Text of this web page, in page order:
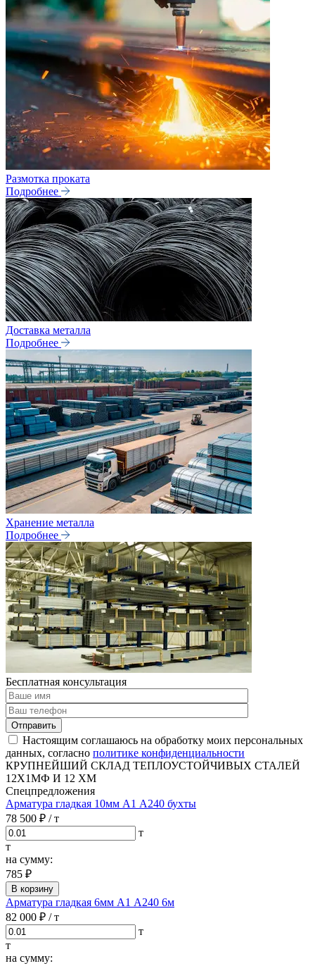
Размотка проката
Подробнее
Доставка металла
Подробнее
Хранение металла
Подробнее
Бесплатная консультация
Отправить
Настоящим соглашаюсь на обработку моих персональных
данных, согласно политике конфиденциальности
КРУПНЕЙШИЙ СКЛАД ТЕПЛОУСТОЙЧИВЫХ СТАЛЕЙ
12Х1МФ И 12 ХМ
Спецпредложения
Арматура гладкая 10мм А1 А240 бухты
78 500 ₽ / т
т
т
на сумму:
785 ₽
В корзину
Арматура гладкая 6мм А1 А240 6м
82 000 ₽ / т
т
т
на сумму: